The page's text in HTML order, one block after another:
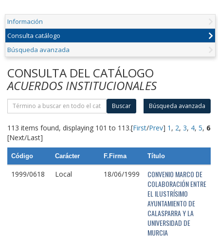
Información
Consulta catálogo
Búsqueda avanzada
CONSULTA DEL CATÁLOGO
ACUERDOS INSTITUCIONALES
Buscar Búsqueda avanzada
113 items found, displaying 101 to 113.[First/Prev] 1 , 2, 3, 4, 5, 6
[Next/Last]
Código Carácter F.Firma Título
1999/0618 Local 18/06/1999
CONVENIO MARCO DE
COLABORACIÓN ENTRE
EL ILUSTRÍSIMO
AYUNTAMIENTO DE
CALASPARRA Y LA
UNIVERSIDAD DE
MURCIA